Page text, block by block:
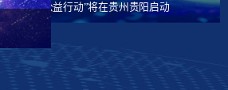
互联中国公益行动”将在贵州贵阳启动